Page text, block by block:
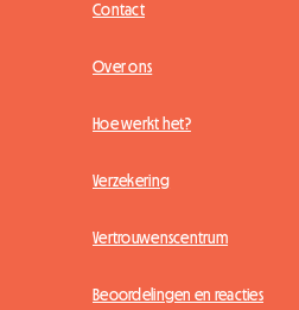
Contact
Over ons
Hoe werkt het?
Verzekering
Vertrouwenscentrum
Beoordelingen en reacties